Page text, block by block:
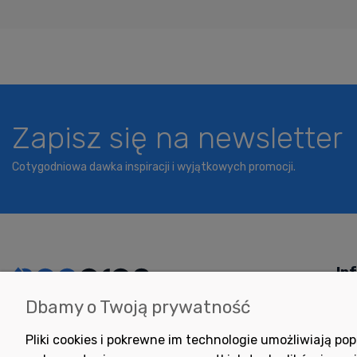
Zapisz się na newsletter
Cotygodniowa dawka inspiracji i wyjątkowych promocji.
Potrzebujesz pomocy
+48 791 806 804
Dbamy o Twoją prywatność
Pliki cookies i pokrewne im technologie umożliwiają